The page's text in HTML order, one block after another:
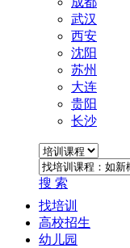
武汉
西安
沈阳
苏州
大连
贵阳
长沙
搜 索
找培训
高校招生
幼儿园